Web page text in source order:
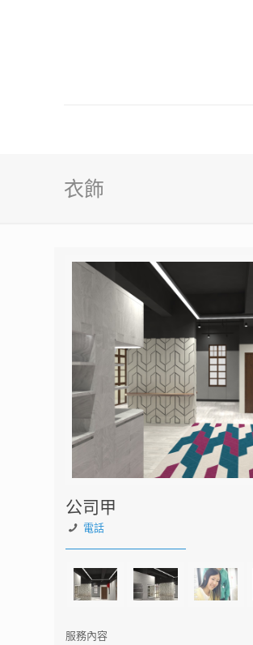
衣飾
公司甲
電話
服務內容